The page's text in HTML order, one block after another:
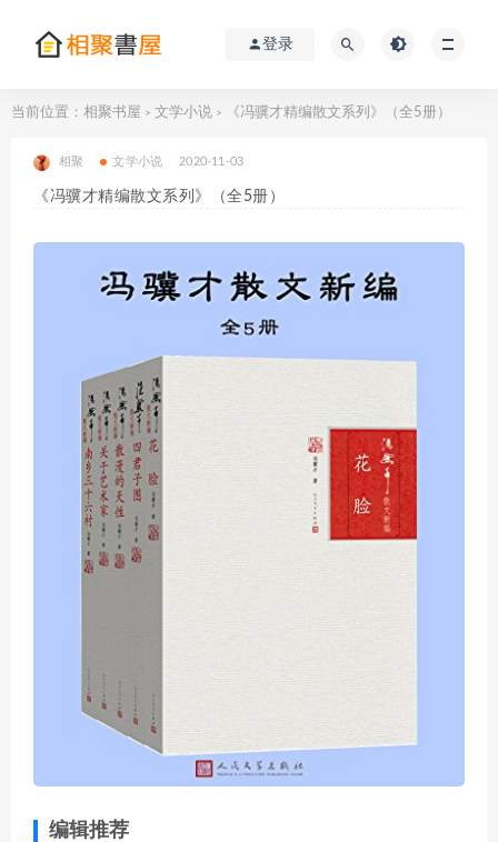
登录
当前位置： 相聚书屋 > 文学小说 > 《冯骥才精编散文系列》（全5册）
相聚 文学小说 2020-11-03
《冯骥才精编散文系列》（全5册）
编辑推荐